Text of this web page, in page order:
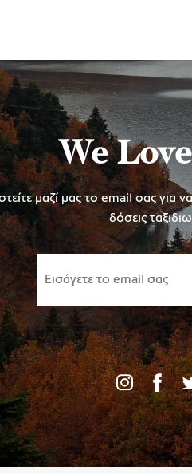
We
μαζί μας το email σας για
δόσεις